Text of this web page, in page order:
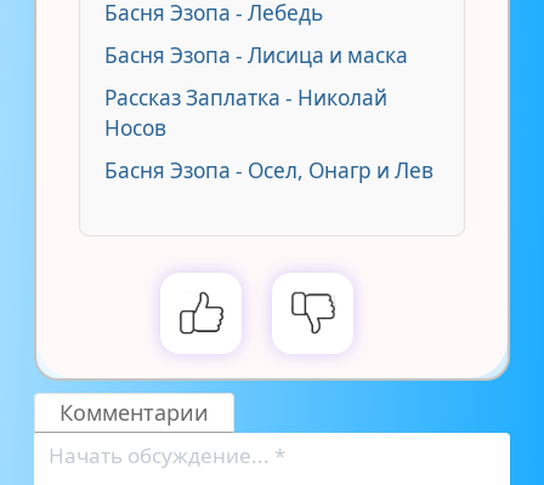
Басня Эзопа - Лебедь
Басня Эзопа - Лисица и маска
Рассказ Заплатка - Николай
Носов
Басня Эзопа - Осел, Онагр и Лев
Комментарии